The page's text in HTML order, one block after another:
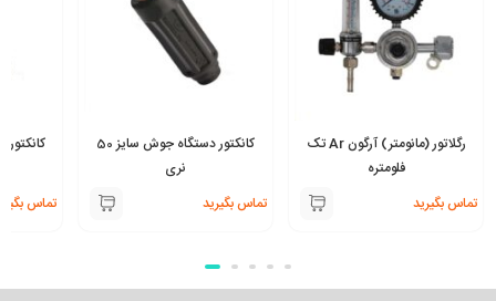
رگلاتور (مانومتر) آرگون Ar تک
فلومتره
تماس بگیرید
کانکتور دستگاه جوش سایز 50
نری
تماس بگیرید
تماس